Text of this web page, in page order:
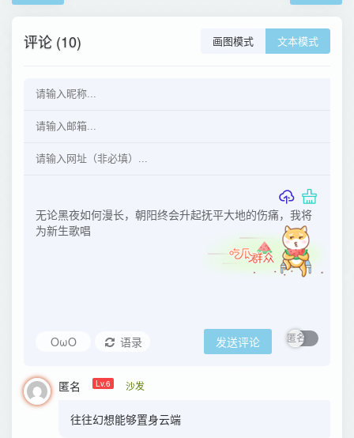
评论 (10) 画图模式 文本模式
OωO 语录 发送评论
匿名 Lv.6 沙发
往往幻想能够置身云端